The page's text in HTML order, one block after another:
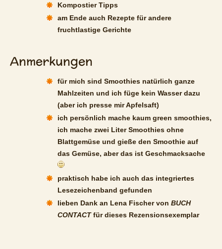
Kompostier Tipps
am Ende auch Rezepte für andere
fruchtlastige Gerichte
Anmerkungen
für mich sind Smoothies natürlich ganze
Mahlzeiten und ich füge kein Wasser dazu
(aber ich presse mir Apfelsaft)
ich persönlich mache kaum green smoothies,
ich mache zwei Liter Smoothies ohne
Blattgemüse und gieße den Smoothie auf
das Gemüse, aber das ist Geschmacksache
praktisch habe ich auch das integriertes
Lesezeichenband gefunden
lieben Dank an Lena Fischer von BUCH
CONTACTfür dieses Re­zen­si­ons­ex­em­p­lar